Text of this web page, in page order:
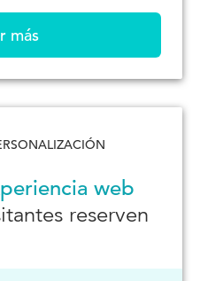
más
web
reserven